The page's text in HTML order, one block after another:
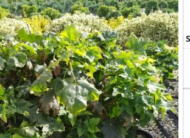
ACER PLATANOIDES CRIMSON